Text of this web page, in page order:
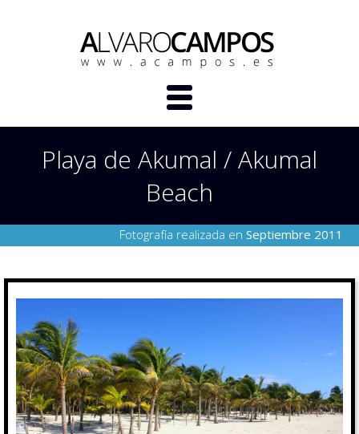
Playa de Akumal / Akumal
Beach
Fotografía realizada en Septiembre 2011